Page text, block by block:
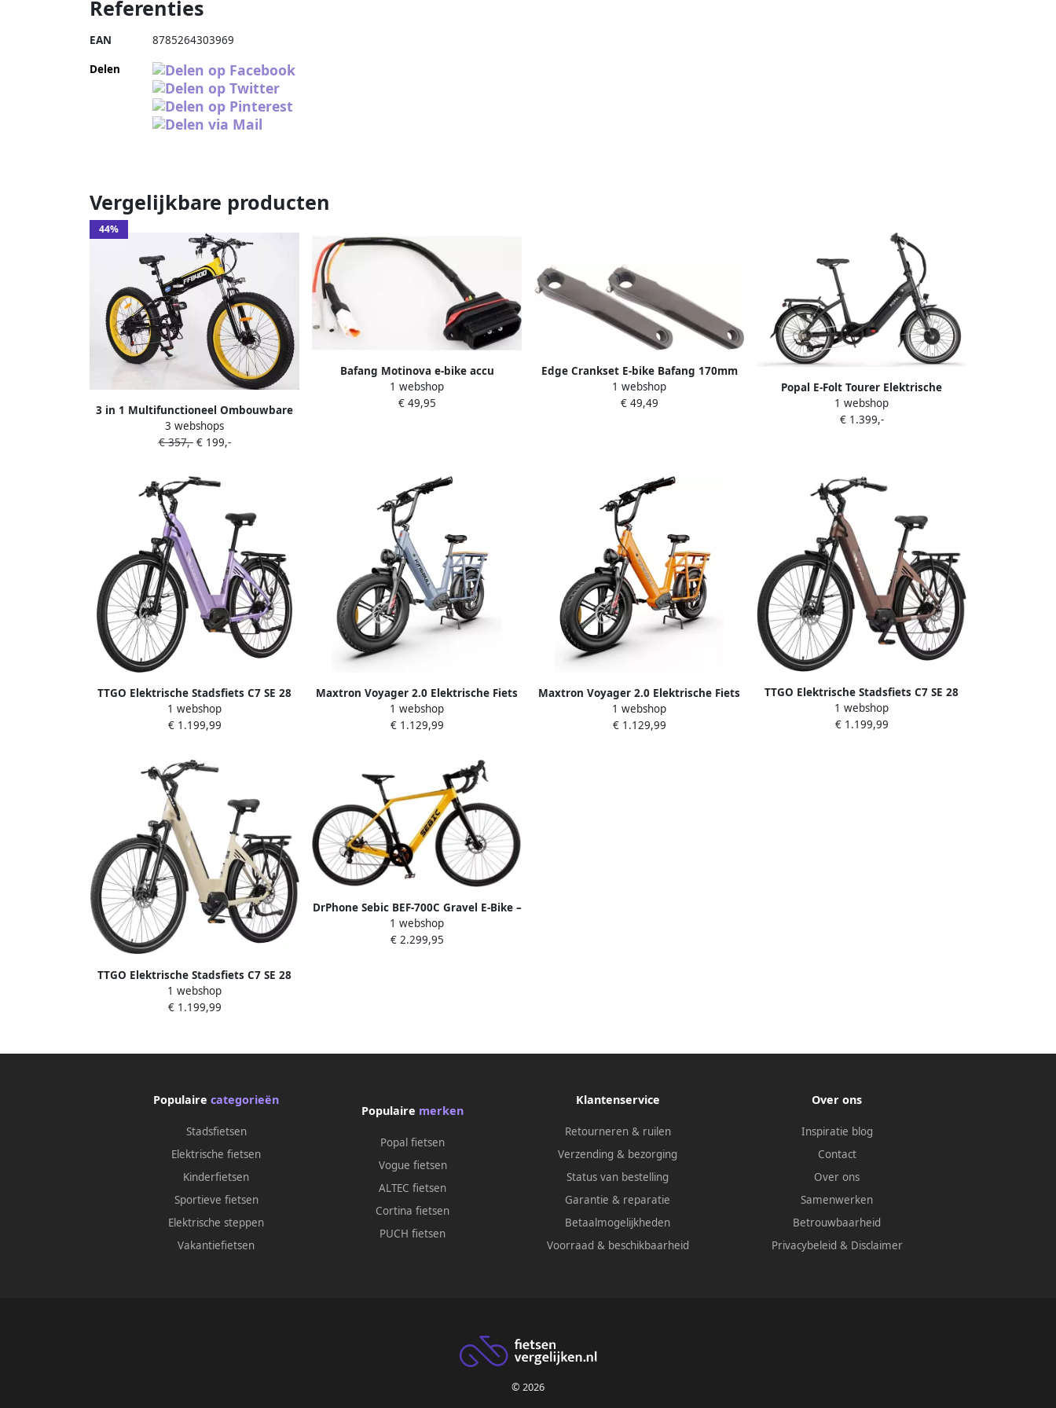
Referenties
EAN 8785264303969
Delen
Vergelijkbare producten
44%
3 in 1 Multifunctioneel Ombouwbare
Kinderdriewieler Kinder trike
Peuterfiets Kinder Fiets Verstelbaar
Ombouwbaar tot Loopfiets Driewieler
Tweewieler voor kinderen van 1 51
jaar Roze
3 webshops
€ 357,-€ 199,-
Bafang Motinova e-bike accu
connector adapterkabel 20 cm groen-
zwart xt60h-m
1 webshop
€ 49,95
Edge Crankset E-bike Bafang 170mm
aluminium zwart
1 webshop
€ 49,49
Popal E-Folt Tourer Elektrische
Vouwfiets Bafang voorwielmotor
420Wh Zwart
1 webshop
€ 1.399,-
TTGO Elektrische Stadsfiets C7 SE 28
INCH Banden 250W Bafang
Middenmotor 36V18Ah Accu Bereik tot
1 webshop
€ 1.199,99
Maxtron Voyager 2.0 Elektrische Fiets
48V 15Ah Samsung Accu Bafang 250W
Motor 20 x 4.0 Inch Fatbike Banden
Schijfrem Voor en Achter Koppelsensor
Shi o 7 Versnellingen Grijs
1 webshop
€ 1.129,99
Maxtron Voyager 2.0 Elektrische Fiets
48V 15Ah Samsung Accu Bafang 250W
Motor 20 x 4.0 Inch Fatbike Banden
1 webshop
€ 1.129,99
TTGO Elektrische Stadsfiets C7 SE 28
INCH Banden 250W Bafang
Middenmotor 36V18Ah Accu Bereik tot
1 webshop
€ 1.199,99
TTGO Elektrische Stadsfiets C7 SE 28
INCH Banden 250W Bafang
Middenmotor 36V18Ah Accu
1 webshop
€ 1.199,99
DrPhone Sebic BEF-700C Gravel E-Bike –
36V 250W Bafang Motor – Verborgen
LG Accu 10Ah – Shimano 9-Speed –
1 webshop
€ 2.299,95
Populairecategorieën
Stadsfietsen
Elektrische fietsen
Kinderfietsen
Sportieve fietsen
Elektrische steppen
Vakantiefietsen
Populaire merken
Popal fietsen
Vogue fietsen
ALTEC fietsen
Cortina fietsen
PUCH fietsen
Klantenservice
Retourneren & ruilen
Verzending & bezorging
Status van bestelling
Garantie & reparatie
Betaalmogelijkheden
Voorraad & beschikbaarheid
Over ons
Inspiratie blog
Contact
Over ons
Samenwerken
Betrouwbaarheid
Privacybeleid & Disclaimer
© 2026